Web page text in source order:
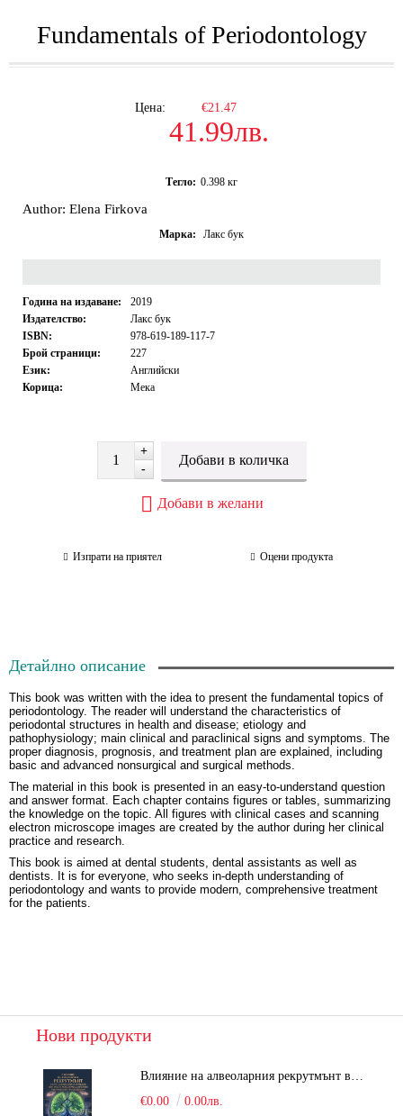
Fundamentals of Periodontology
Цена: €21.47
41.99лв.
Тегло: 0.398 кг
Author: Elena Firkova
Марка: Лакс бук
Година на издаване:
2019
Издателство:
Лакс бук
ISBN:
978-619-189-117-7
Брой страници:
227
Език:
Английски
Корица:
Мека
+
-
Добави в желани
Изпрати на приятел Оцени продукта
Детайлно описание
This book was written with the idea to present the fundamental topics of
periodontology. The reader will understand the characteristics of
periodontal structures in health and disease; etiology and
pathophysiology; main clinical and paraclinical signs and symptoms. The
proper diagnosis, prognosis, and treatment plan are explained, including
basic and advanced nonsurgical and surgical methods.
The material in this book is presented in an easy-to-understand question
and answer format. Each chapter contains figures or tables, summarizing
the knowledge on the topic. All figures with clinical cases and scanning
electron microscope images are created by the author during her clinical
practice and research.
This book is aimed at dental students, dental assistants as well as
dentists. It is for everyone, who seeks in-depth understanding of
periodontology and wants to provide modern, comprehensive treatment
for the patients.
Нови продукти
Влияние на алвеоларния рекрутмънт върху белодробната функция при робот-асистирана хирургия в положение Тренделенбург
€0.00
0.00лв.